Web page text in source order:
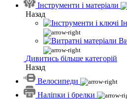
Інструменти і матеріали
Назад
Дивитись більше категорій
Назад
Велосипеди
Наліпки і брелки